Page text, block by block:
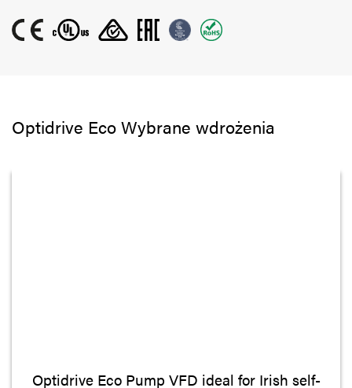
Optidrive Eco Wybrane wdrożenia
Optidrive Eco Pump VFD ideal for Irish self-